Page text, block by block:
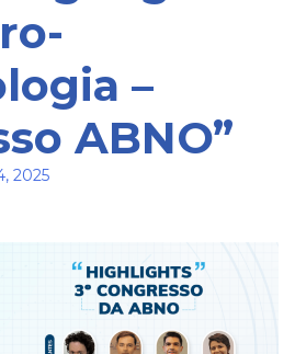
Blog
–
ABNO”
2025